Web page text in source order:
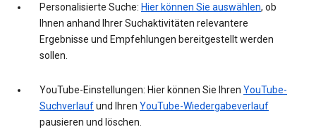
Personalisierte Suche: Hier können Sie auswählen, ob
Ihnen anhand Ihrer Suchaktivitäten relevantere
Ergebnisse und Empfehlungen bereitgestellt werden
sollen.
YouTube-Einstellungen: Hier können Sie Ihren YouTube-
Suchverlaufund Ihren YouTube-Wiedergabeverlauf
pausieren und löschen.